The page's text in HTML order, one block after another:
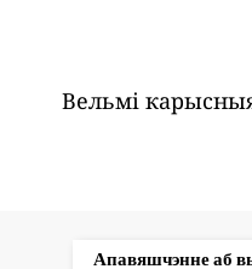
Вельмі
Апавяшчэнне аб